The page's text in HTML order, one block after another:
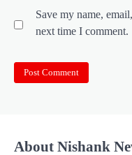
Save my name,
next time I comment.
About Nishank